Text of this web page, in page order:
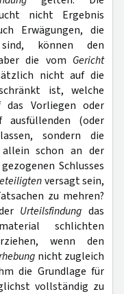
nicht Ergebnis
Erwägungen, die
können den
die vom Gericht
nicht auf die
ist, welche
das Vorliegen oder
ausfüllenden (oder
sondern die
allein schon an der
Schlusses
versagt sein,
zu mehren?
Urteilsfindung das
schlichten
wenn den
nicht zugleich
die Grundlage für
vollständig zu